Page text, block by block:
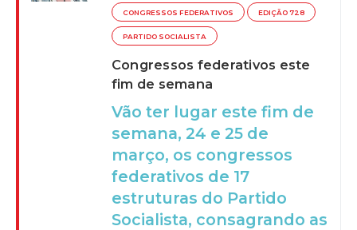
CONGRESSOS FEDERATIVOS EDIÇÃO 728
PARTIDO SOCIALISTA
Congressos federativos este
fim de semana
Vão ter lugar este fim de
semana, 24 e 25 de
março, os congressos
federativos de 17
estruturas do Partido
Socialista, consagrando as